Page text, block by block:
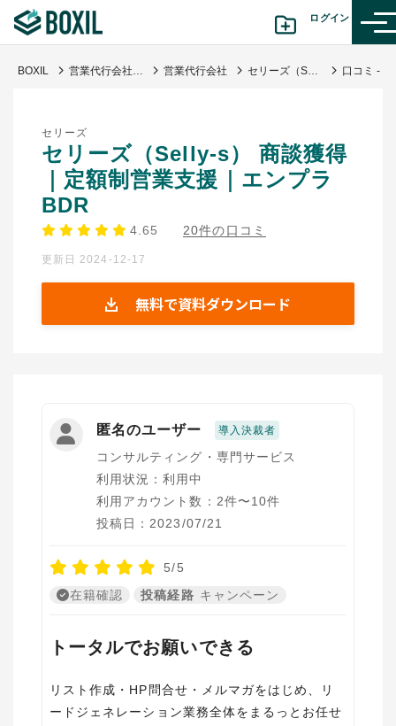
ログイン
診断から探す(β版)
記事から探す
BOXILの使い方ガイド 情報掲載をご希望の方へ
BOXIL 営業代行会社おすすめ比較28社｜独自調査に基づく選び方・費用相場 営業代行会社 セリーズ（Selly-s） 商談獲得｜定額制営業支援｜エンプラBDR
セリーズ
セリーズ（Selly-s） 商談獲得
｜定額制営業支援｜エンプラ
BDR
4.65 20件の口コミ
更新日 2024-12-17
無料で資料ダウンロード
匿名のユーザー 導入決裁者
コンサルティング・専門サービス
利用状況：利用中
利用アカウント数：2件〜10件
投稿日：2023/07/21
5/5
在籍確認
投稿経路 キャンペーン
トータルでお願いできる
リスト作成・HP問合せ・メルマガをはじめ、リ
ードジェネレーション業務全体をまるっとお任せ